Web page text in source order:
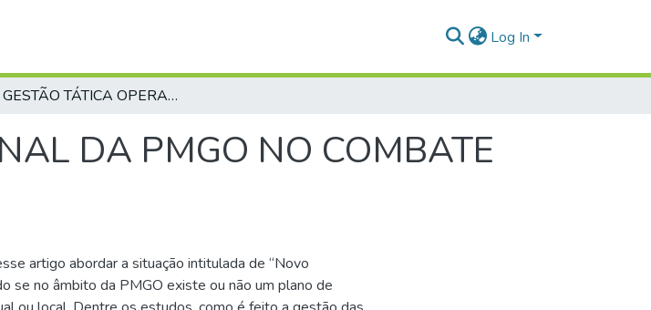
Log In
GESTÃO TÁTICA OPERACIONAL DA PMGO NO COMBATE AO “NOVO CANGAÇO”
DA PMGO NO COMBATE
artigo abordar a situação intitulada de “Novo
se no âmbito da PMGO existe ou não um plano de